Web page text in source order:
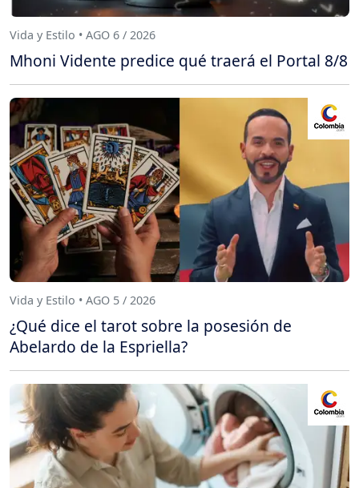
Vida y Estilo • AGO 6 / 2026
Mhoni Vidente predice qué traerá el Portal 8/8
Vida y Estilo • AGO 5 / 2026
¿Qué dice el tarot sobre la posesión de
Abelardo de la Espriella?